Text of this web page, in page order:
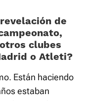
de
clubes
o Atleti?
Están haciendo
estaban